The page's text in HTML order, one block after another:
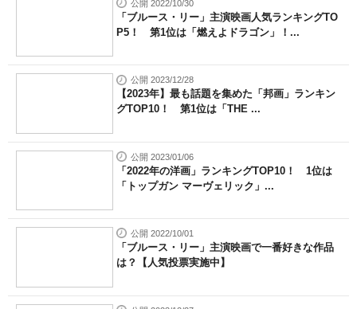
公開 2022/10/30
「ブルース・リー」主演映画人気ランキングTO
P5！ 第1位は「燃えよドラゴン」！...
公開 2023/12/28
【2023年】最も話題を集めた「邦画」ランキン
グTOP10！ 第1位は「THE ...
公開 2023/01/06
「2022年の洋画」ランキングTOP10！ 1位は
「トップガン マーヴェリック」...
公開 2022/10/01
「ブルース・リー」主演映画で一番好きな作品
は？【人気投票実施中】